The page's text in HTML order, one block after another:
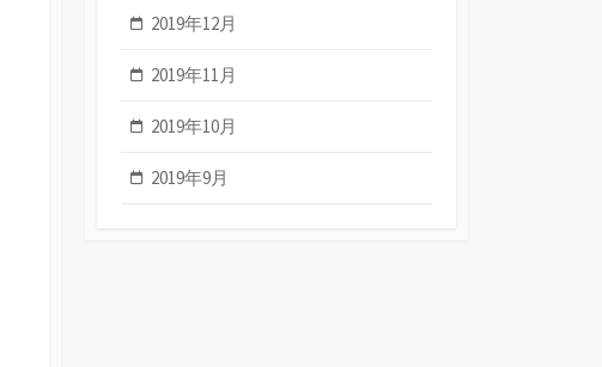
2019年12月
2019年11月
2019年10月
2019年9月